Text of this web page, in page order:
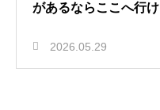
があるならここへ行け
2026.05.29